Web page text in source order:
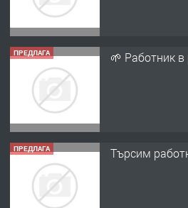
ПРЕДЛАГА 🌱 Работник в
ПРЕДЛАГА Търсим